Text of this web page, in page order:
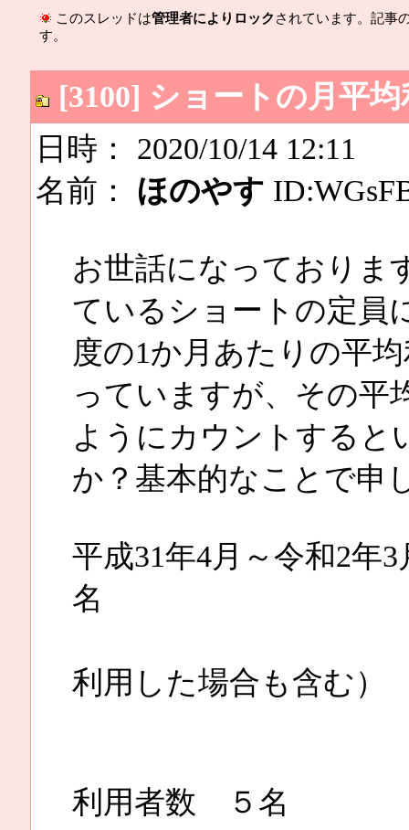
このスレッドは管理者によりロック されています。記事
す。
[3100] ショートの月平
日時： 2020/10/14 12:11
名前： ほのやす
お世話になっておりま
ているショートの定員
度の1か月あたりの平
っていますが、その平
ようにカウントすると
か？基本的なことで申
平成31年4月～令和2
名
利用した場合も含む）
利用者数 ５名